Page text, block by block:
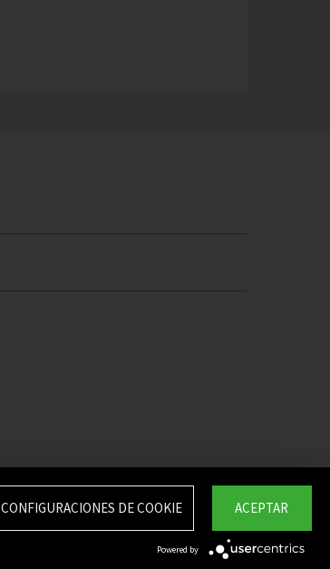
ACEPTAR
CONFIGURACIONES DE COOKIE
Powered by